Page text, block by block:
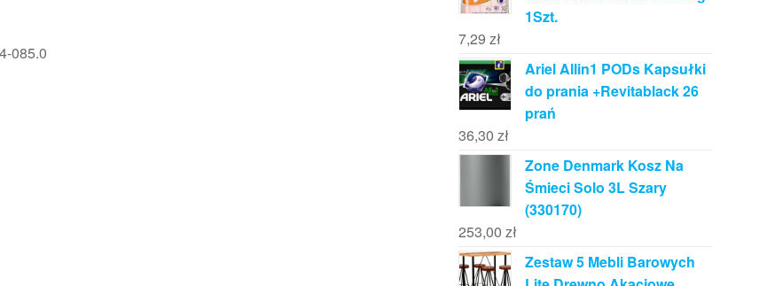
085.0
1Szt.
7,29 zł
Ariel Allin1 PODs Kapsułki
do prania +Revitablack 26
prań
36,30 zł
Zone Denmark Kosz Na
Śmieci Solo 3L Szary
(330170)
253,00 zł
Zestaw 5 Mebli Barowych